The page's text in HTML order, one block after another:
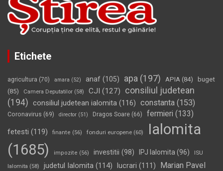
Etichete
agricultura (70) amara (52) anaf (105) apa (197) APIA (84)
buget
(85)
Camera Deputatilor (58) CJI (127)
consiliul judetean
(194) consiliul judetean ialomita (116) constanta (153)
Coronavirus (69) director (51) Dragos Soare (66) fermieri (133)
fetesti (119) finante (56) fonduri europene (60)
Ialomita
(1685)
impozite (56) investitii (98) IPJ Ialomita (96) ISU
Ialomita (58) judetul Ialomita (114) lucrari (111)
Marian Pavel